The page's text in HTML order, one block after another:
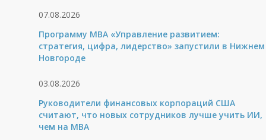
07.08.2026
Программу MBA «Управление развитием:
стратегия, цифра, лидерство» запустили в Нижнем
Новгороде
03.08.2026
Руководители финансовых корпораций США
считают, что новых сотрудников лучше учить ИИ,
чем на МВА